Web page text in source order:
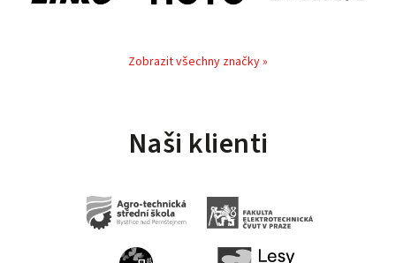
Zobrazit všechny značky »
Naši klienti